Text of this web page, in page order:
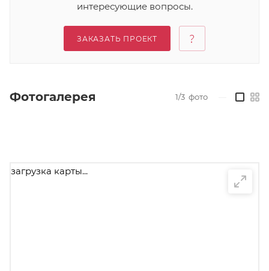
интересующие вопросы.
ЗАКАЗАТЬ ПРОЕКТ
Фотогалерея 1/3 фото
загрузка карты...